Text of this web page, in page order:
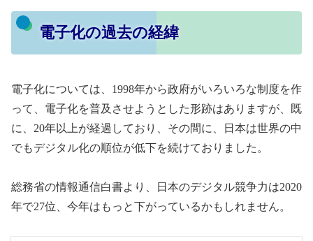
電子化の過去の経緯
電子化については、1998年から政府がいろいろな制度を作
って、電子化を普及させようとした形跡はありますが、既
に、20年以上が経過しており、その間に、日本は世界の中
でもデジタル化の順位が低下を続けておりました。
総務省の情報通信白書より、日本のデジタル競争力は2020
年で27位、今年はもっと下がっているかもしれません。